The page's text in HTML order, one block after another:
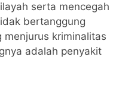
serta mencegah
bertanggung
kriminalitas
adalah penyakit